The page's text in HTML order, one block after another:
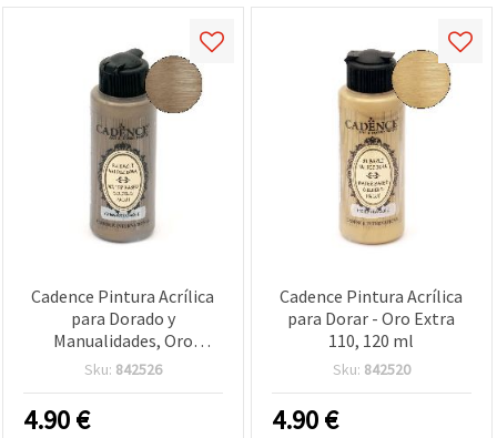
Cadence Pintura Acrílica
para Dorado y
Manualidades, Oro
Majestuoso 112, 120 ml
Sku: 842526
4.90€
Cadence Pintura Acrílica
para Dorar - Oro Extra
110, 120 ml
Sku: 842520
4.90€